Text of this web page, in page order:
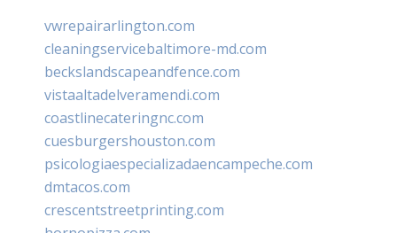
vwrepairarlington.com
cleaningservicebaltimore-md.com
beckslandscapeandfence.com
vistaaltadelveramendi.com
coastlinecateringnc.com
cuesburgershouston.com
psicologiaespecializadaencampeche.com
dmtacos.com
crescentstreetprinting.com